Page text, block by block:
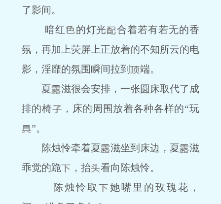
了影间。
暗红
的灯光
合着若有若无的香
氛，再加上荧屏上正放着的不知所云的电
影，淫靡的氛围瞬间拉到
端。
夏
滋很会安排，一张圆床取代了成
排的椅
，床的周围放着各种各样的“玩
”。
陈烛怜牵着夏
滋坐到床边，夏
滋
乖觉的跪
，抬
看向陈烛怜。
陈烛怜取
她嘴里的玫瑰花，